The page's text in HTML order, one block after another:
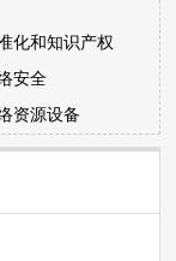
化和知识产权
安全
资源设备